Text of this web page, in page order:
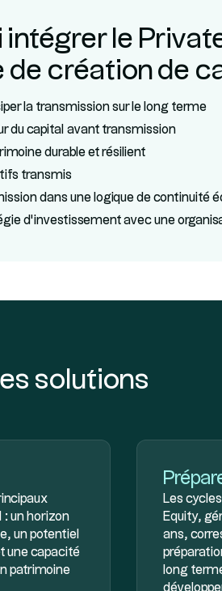
intégrer le
de création de
la transmission sur le long terme
du capital avant transmission
durable et résilient
transmis
dans une logique de continuité
d’investissement avec une
solutions
: un horizon
un potentiel
une capacité
patrimoine
Les
Equity,
ans,
long